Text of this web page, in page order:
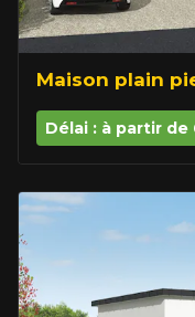
Maison plain
Délai : à partir de